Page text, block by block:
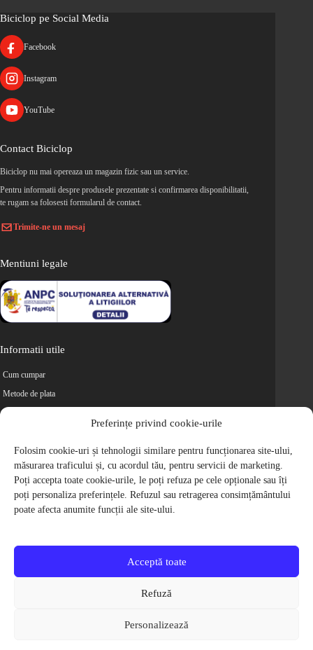
Preferințe privind cookie-urile
Folosim cookie-uri și tehnologii similare pentru funcționarea site-ului,
măsurarea traficului și, cu acordul tău, pentru servicii de marketing.
Poți accepta toate cookie-urile, le poți refuza pe cele opționale sau îți
poți personaliza preferințele. Refuzul sau retragerea consimțământului
poate afecta anumite funcții ale site-ului.
Acceptă toate
Refuză
Personalizează
Biciclop pe Social Media
Facebook
Instagram
YouTube
Contact Biciclop
Biciclop nu mai opereaza un magazin fizic sau un service.
Pentru informatii despre produsele prezentate si confirmarea disponibilitatii,
te rugam sa folosesti formularul de contact.
Trimite-ne un mesaj
Mentiuni legale
Informatii utile
Cum cumpar
Metode de plata
Retur
Cariere
Politica de Confidentialitate
Politica de cookie-uri